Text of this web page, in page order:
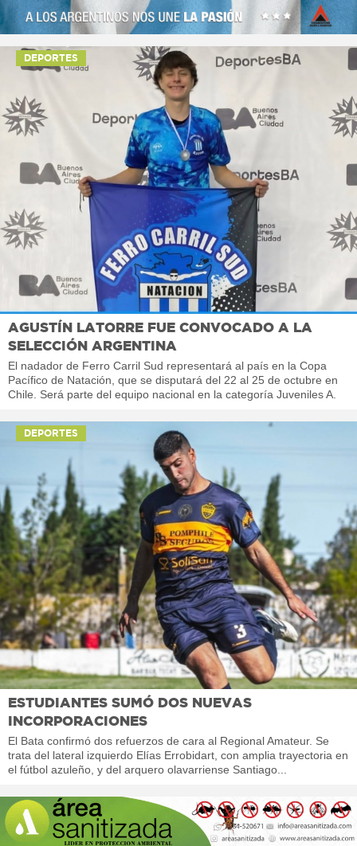
DEPORTES
AGUSTÍN LATORRE FUE CONVOCADO A LA
SELECCIÓN ARGENTINA
El nadador de Ferro Carril Sud representará al país en la Copa
Pacífico de Natación, que se disputará del 22 al 25 de octubre en
Chile. Será parte del equipo nacional en la categoría Juveniles A.
DEPORTES
ESTUDIANTES SUMÓ DOS NUEVAS
INCORPORACIONES
El Bata confirmó dos refuerzos de cara al Regional Amateur. Se
trata del lateral izquierdo Elías Errobidart, con amplia trayectoria en
el fútbol azuleño, y del arquero olavarriense Santiago...